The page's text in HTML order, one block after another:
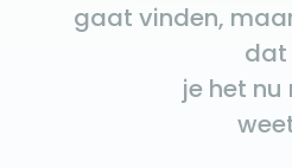
gaat vinden,
dat